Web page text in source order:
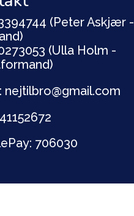
(Peter Askjær -
(Ulla Holm -
nejtilbro@gmail.com
706030